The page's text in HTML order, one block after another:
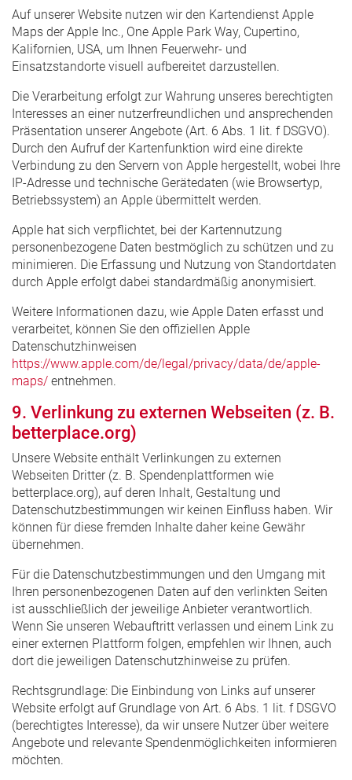
Auf unserer Website nutzen wir den Kartendienst Apple
Maps der Apple Inc., One Apple Park Way, Cupertino,
Kalifornien, USA, um Ihnen Feuerwehr- und
Einsatzstandorte visuell aufbereitet darzustellen.
Die Verarbeitung erfolgt zur Wahrung unseres berechtigten
Interesses an einer nutzerfreundlichen und ansprechenden
Präsentation unserer Angebote (Art. 6 Abs. 1 lit. f DSGVO).
Durch den Aufruf der Kartenfunktion wird eine direkte
Verbindung zu den Servern von Apple hergestellt, wobei Ihre
IP-Adresse und technische Gerätedaten (wie Browsertyp,
Betriebssystem) an Apple übermittelt werden.
Apple hat sich verpflichtet, bei der Kartennutzung
personenbezogene Daten bestmöglich zu schützen und zu
minimieren. Die Erfassung und Nutzung von Standortdaten
durch Apple erfolgt dabei standardmäßig anonymisiert.
Weitere Informationen dazu, wie Apple Daten erfasst und
verarbeitet, können Sie den offiziellen Apple
Datenschutzhinweisen
https://www.apple.com/de/legal/privacy/data/de/apple-
maps/ entnehmen.
9. Verlinkung zu externen Webseiten (z. B.
betterplace.org)
Unsere Website enthält Verlinkungen zu externen
Webseiten Dritter (z. B. Spendenplattformen wie
betterplace.org), auf deren Inhalt, Gestaltung und
Datenschutzbestimmungen wir keinen Einfluss haben. Wir
können für diese fremden Inhalte daher keine Gewähr
übernehmen.
Für die Datenschutzbestimmungen und den Umgang mit
Ihren personenbezogenen Daten auf den verlinkten Seiten
ist ausschließlich der jeweilige Anbieter verantwortlich.
Wenn Sie unseren Webauftritt verlassen und einem Link zu
einer externen Plattform folgen, empfehlen wir Ihnen, auch
dort die jeweiligen Datenschutzhinweise zu prüfen.
Rechtsgrundlage: Die Einbindung von Links auf unserer
Website erfolgt auf Grundlage von Art. 6 Abs. 1 lit. f DSGVO
(berechtigtes Interesse), da wir unsere Nutzer über weitere
Angebote und relevante Spendenmöglichkeiten informieren
möchten.